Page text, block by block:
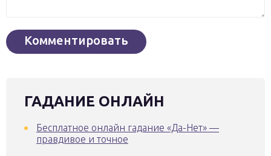
ГАДАНИЕ ОНЛАЙН
Бесплатное онлайн гадание «Да-Нет» —
правдивое и точное